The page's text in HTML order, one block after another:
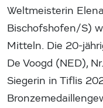
Weltmeisterin
Bischofshofen/S)
Mitteln. Die 20-
De Voogd (NED),
Siegerin in Tiflis